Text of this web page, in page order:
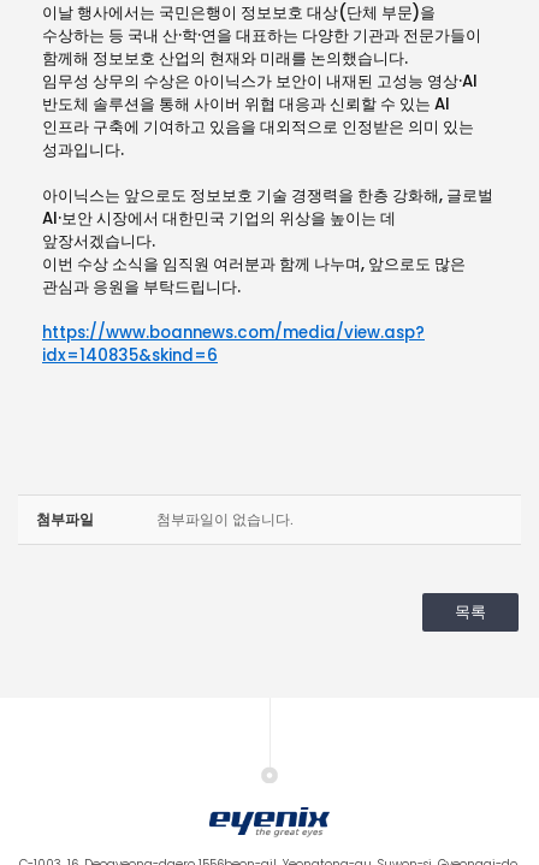
이날 행사에서는 국민은행이 정보보호 대상(단체 부문)을
수상하는 등 국내 산·학·연을 대표하는 다양한 기관과 전문가들이
함께해 정보보호 산업의 현재와 미래를 논의했습니다.
임무성 상무의 수상은 아이닉스가 보안이 내재된 고성능 영상·AI
반도체 솔루션을 통해 사이버 위협 대응과 신뢰할 수 있는 AI
인프라 구축에 기여하고 있음을 대외적으로 인정받은 의미 있는
성과입니다.
아이닉스는 앞으로도 정보보호 기술 경쟁력을 한층 강화해, 글로벌
AI·보안 시장에서 대한민국 기업의 위상을 높이는 데
앞장서겠습니다.
이번 수상 소식을 임직원 여러분과 함께 나누며, 앞으로도 많은
관심과 응원을 부탁드립니다.
https://www.boannews.com/media/view.asp?
idx=140835&skind=6
첨부파일 첨부파일이 없습니다.
목록